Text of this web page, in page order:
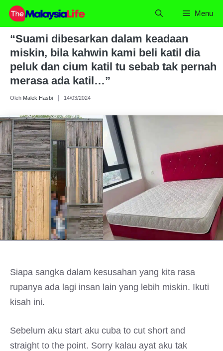
Skip
content
Menu
“Suami dibesarkan dalam keadaan
miskin, bila kahwin kami beli katil dia
peluk dan cium katil tu sebab tak pernah
merasa ada katil…”
Oleh Malek Hasbi 14/03/2024
Siapa sangka dalam kesusahan yang kita rasa
rupanya ada lagi insan lain yang lebih miskin. Ikuti
kisah ini.
Sebelum aku start aku cuba to cut short and
straight to the point. Sorry kalau ayat aku tak